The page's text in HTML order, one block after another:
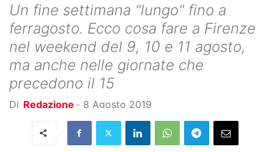
Un fine settimana "lungo" fino a
ferragosto. Ecco cosa fare a Firenze
nel weekend del 9, 10 e 11 agosto,
ma anche nelle giornate che
precedono il 15
Di Redazione - 8 Agosto 2019